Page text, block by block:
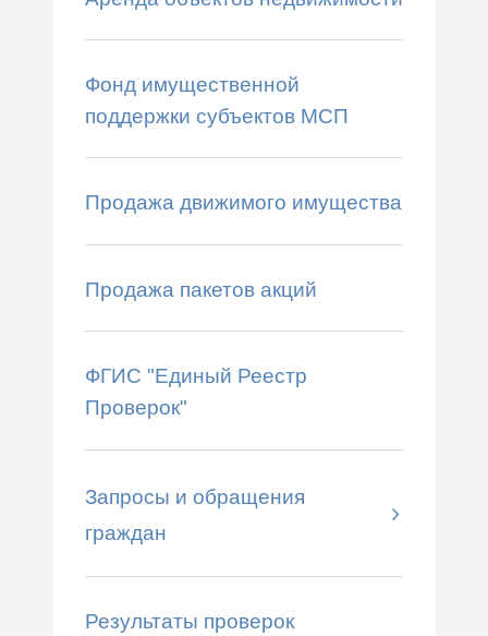
Фонд имущественной
поддержки субъектов МСП
Продажа движимого имущества
Продажа пакетов акций
ФГИС "Единый Реестр
Проверок"
Запросы и обращения
граждан
Результаты проверок